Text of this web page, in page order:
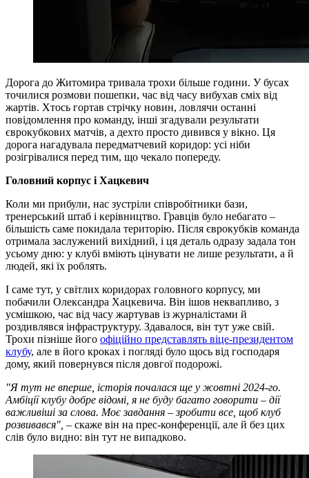
Дорога до Житомира тривала трохи більше години. У бусах
точилися розмови пошепки, час від часу вибухав сміх від
жартів. Хтось гортав стрічку новин, ловлячи останні
повідомлення про команду, інші згадували результати
єврокубкових матчів, а дехто просто дивився у вікно. Ця
дорога нагадувала передматчевий коридор: усі ніби
розігрівалися перед тим, що чекало попереду.
Головний корпус і Хацкевич
Коли ми прибули, нас зустріли співробітники бази,
тренерський штаб і керівництво. Гравців було небагато –
більшість саме покидала територію. Після єврокубків команда
отримала заслужений вихідний, і ця деталь одразу задала тон
усьому дню: у клубі вміють цінувати не лише результати, а й
людей, які їх роблять.
І саме тут, у світлих коридорах головного корпусу, ми
побачили Олександра Хацкевича. Він ішов неквапливо, з
усмішкою, час від часу жартував із журналістами й
роздивлявся інфраструктуру. Здавалося, він тут уже свій.
Трохи пізніше його офіційно представлять віце-президентом
клубу, але в його кроках і погляді було щось від господаря
дому, який повернувся після довгої подорожі.
"Я тут не вперше, історія почалася ще у жовтні 2024-го.
Амбіції клубу добре відомі, я не буду багато говорити – дії
важливіші за слова. Моє завдання – зробити все, щоб клуб
розвивався", – скаже він на прес-конференції, але й без цих
слів було видно: він тут не випадково.